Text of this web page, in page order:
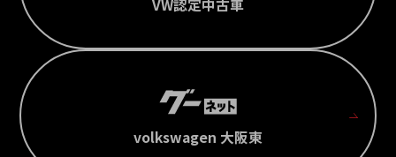
VW認定中古車
volkswagen 大阪東